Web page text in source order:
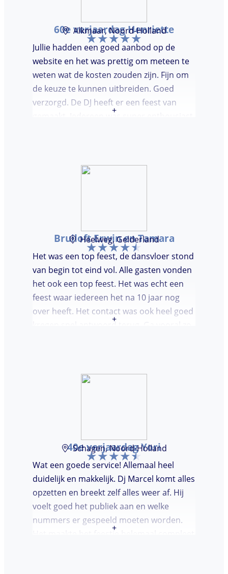
60e verjaardag Henriette
Alkmaar, Noord-Holland
Jullie hadden een goed aanbod op de
website en het was prettig om meteen te
weten wat de kosten zouden zijn. Fijn om
de keuze te kunnen uitbreiden. Goed
verzorgd. De DJ heeft er een feest van
gemaakt. Iedereen was super enthousiast,
ik en mijn gasten genieten nog heerlijk na.
+
Bruiloft Erwin en Tamara
Heelweg, Gelderland
Het was een top feest, de dansvloer stond
van begin tot eind vol. Alle gasten vonden
het ook een top feest. Het was echt een
feest waar iedereen het na 10 jaar nog
over heeft. Het contact was ook heel goed
kregen snel antwoord terug. Ga vooral zo
+
40e verjaardag Yori
Schagen, Noord-Holland
Wat een goede service! Allemaal heel
duidelijk en makkelijk. Dj Marcel komt alles
opzetten en breekt zelf alles weer af. Hij
voelt goed het publiek aan en welke
nummers er gespeeld moeten worden.
Het maakte het feestje helemaal compleet
+